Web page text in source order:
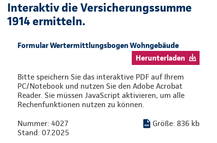
Interaktiv die Versicherungssumme
1914 ermitteln.
Formular Wertermittlungsbogen Wohngebäude
Herunterladen
Bitte speichern Sie das interaktive PDF auf Ihrem
PC/Notebook und nutzen Sie den Adobe Acrobat
Reader. Sie müssen JavaScript aktivieren, um alle
Rechenfunktionen nutzen zu können.
Nummer: 4027
Stand: 07.2025
Größe: 836 kb